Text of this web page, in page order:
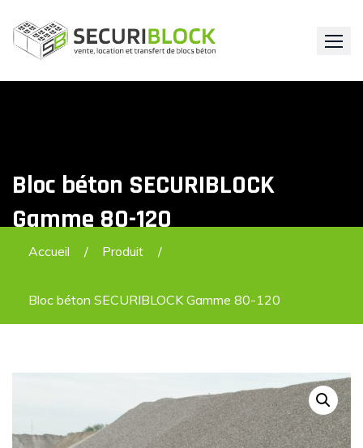
content
Bloc béton SECURIBLOCK
Gamme 80-120
Accueil Produit
Bloc béton SECURIBLOCK Gamme 80-120